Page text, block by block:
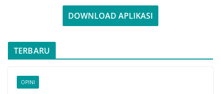
DOWNLOAD APLIKASI
TERBARU
OPINI